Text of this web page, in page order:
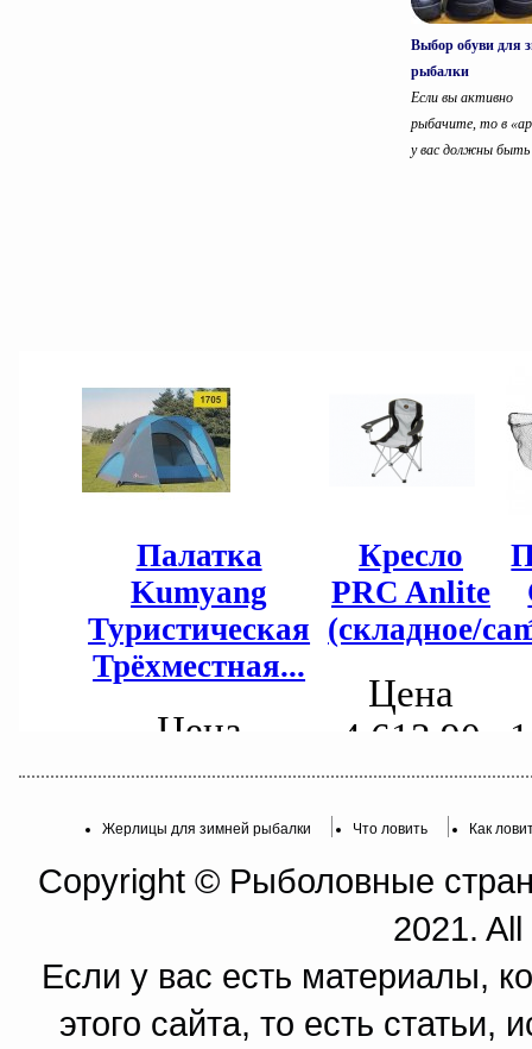
Выбор обуви для
рыбалки
Если вы активно
рыбачите, то в
у вас должны быть
Жерлицы для зимней рыбалки Что ловить Как
Copyright © Рыболовные
2021.
Если у вас есть материалы,
этого сайта, то есть